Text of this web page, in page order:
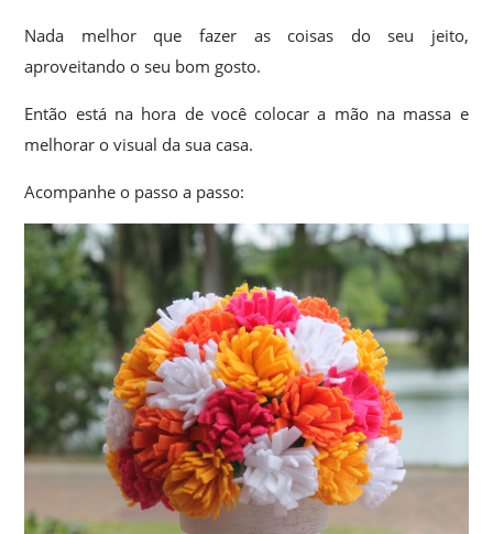
Nada melhor que fazer as coisas do seu jeito,
aproveitando o seu bom gosto.
Então está na hora de você colocar a mão na massa e
melhorar o visual da sua casa.
Acompanhe o passo a passo: